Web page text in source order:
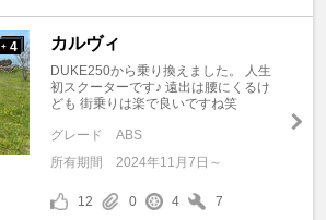
+ 4 カルヴィ
DUKE250から乗り換えました。 人生
初スクーターです♪ 遠出は腰にくるけ
ども 街乗りは楽で良いですね笑
グレード
ABS
所有期間
2024年11月7日～
12 0 4 7